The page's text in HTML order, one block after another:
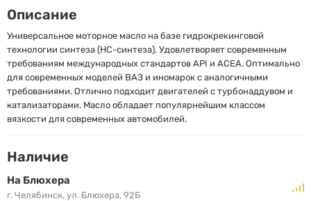
Описание
Универсальное моторное масло на базе гидрокрекинговой
технологии синтеза (HC-синтеза). Удовлетворяет современным
требованиям международных стандартов API и ACEA. Оптимально
для современных моделей ВАЗ и иномарок с аналогичными
требованиями. Отлично подходит двигателей с турбонаддувом и
катализаторами. Масло обладает популярнейшим классом
вязкости для современных автомобилей.
Наличие
На Блюхера
г. Челябинск, ул. Блюхера, 92Б